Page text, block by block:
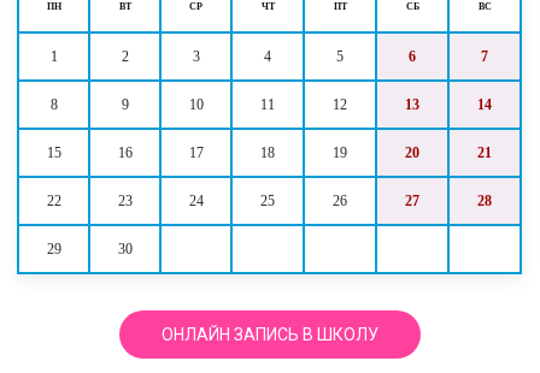
ПН ВТ СР ЧТ ПТ СБ ВС
1 2 3 4 5 6 7
8 9 10 11 12 13 14
15 16 17 18 19 20 21
22 23 24 25 26 27 28
29 30
ОНЛАЙН ЗАПИСЬ В ШКОЛУ